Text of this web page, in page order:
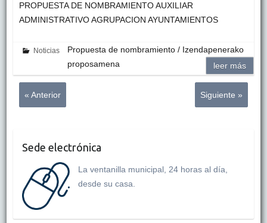
PROPUESTA DE NOMBRAMIENTO AUXILIAR
ADMINISTRATIVO AGRUPACION AYUNTAMIENTOS
Noticias
Propuesta de nombramiento / Izendapenerako
proposamena
leer más
« Anterior Siguiente »
Sede electrónica
La ventanilla municipal, 24 horas al día,
desde su casa.